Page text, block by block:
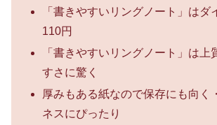
「書きやすいリングノート」はダ
110円
「書きやすいリングノート」は上
すさに驚く
厚みもある紙なので保存にも向く
ネスにぴったり